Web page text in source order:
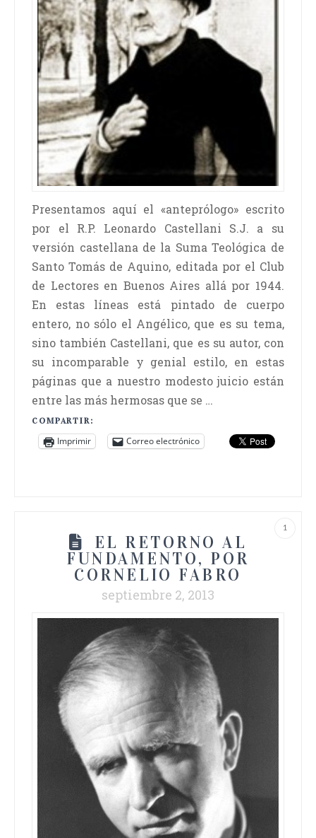
Presentamos aquí el «anteprólogo» escrito
por el R.P. Leonardo Castellani S.J. a su
versión castellana de la Suma Teológica de
Santo Tomás de Aquino, editada por el Club
de Lectores en Buenos Aires allá por 1944.
En estas líneas está pintado de cuerpo
entero, no sólo el Angélico, que es su tema,
sino también Castellani, que es su autor, con
su incomparable y genial estilo, en estas
páginas que a nuestro modesto juicio están
entre las más hermosas que se …
COMPARTIR:
Imprimir Correo electrónico
1
EL RETORNO AL
FUNDAMENTO, POR
CORNELIO FABRO
septiembre 2, 2013